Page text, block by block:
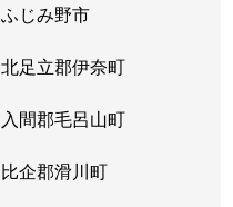
ふじみ野市
北足立郡伊奈町
入間郡毛呂山町
比企郡滑川町